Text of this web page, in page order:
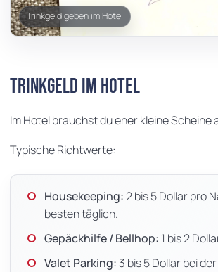
Trinkgeld geben im Hotel
Trinkgeld im Hotel
Im Hotel brauchst du eher kleine Scheine
Typische Richtwerte:
Housekeeping:2 bis 5 Dollar pro
besten täglich.
Gepäckhilfe / Bellhop: 1 bis 2
Valet Parking: 3 bis 5 Dollar bei